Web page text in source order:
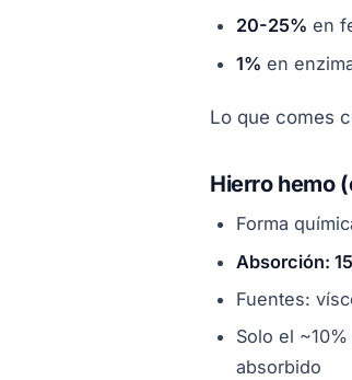
20-25% en
1% en
Lo que comes
Hierro hemo
Forma
Absorción:
Fuentes:
Solo el
absorbido